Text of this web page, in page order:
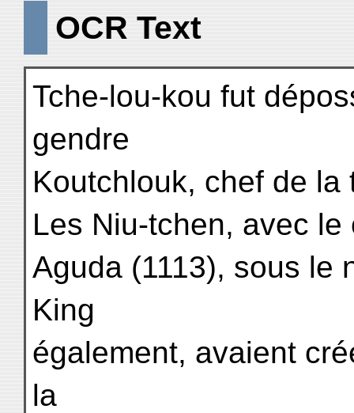
OCR Text
Tche-lou-kou fut
gendre
Koutchlouk, chef de
Les Niu-tchen, avec
Aguda (1113), sous le
King
également, avaient
la